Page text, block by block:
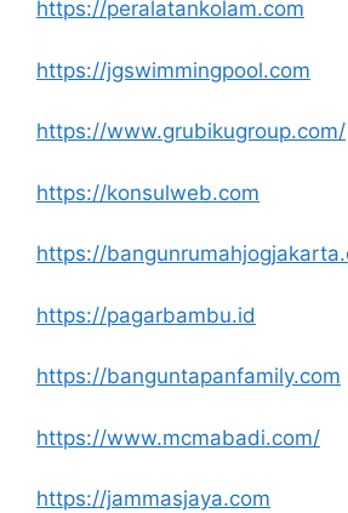
https://peralatankolam.com
https://jgswimmingpool.com
https://www.grubikugroup.com/
https://konsulweb.com
https://
https://pagarbambu.id
https://banguntapanfamily.com
https://www.mcmabadi.com/
https://jammasjaya.com